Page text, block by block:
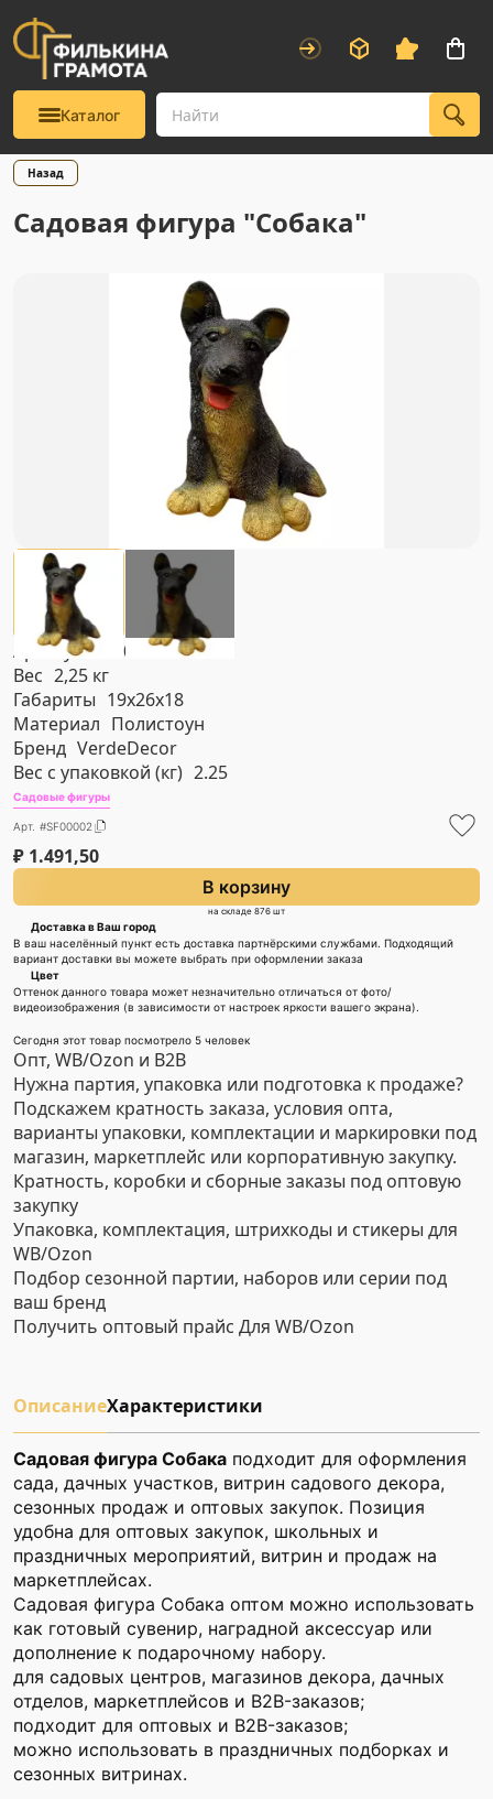
Каталог
Назад
Садовая фигура "Собака"
Артикул #SF00002
Вес 2,25 кг
Габариты 19х26х18
Материал Полистоун
Бренд VerdeDecor
Вес с упаковкой (кг) 2.25
Садовые фигуры
Арт. #SF00002
₽ 1.491,50
В корзину
на складе 876 шт
Доставка в Ваш город
В ваш населённый пункт есть доставка партнёрскими службами. Подходящий
вариант доставки вы можете выбрать при оформлении заказа
Цвет
Оттенок данного товара может незначительно отличаться от фото/
видеоизображения (в зависимости от настроек яркости вашего экрана).
Сегодня этот товар посмотрело 5 человек
Опт, WB/Ozon и B2B
Нужна партия, упаковка или подготовка к продаже?
Подскажем кратность заказа, условия опта,
варианты упаковки, комплектации и маркировки под
магазин, маркетплейс или корпоративную закупку.
Кратность, коробки и сборные заказы под оптовую
закупку
Упаковка, комплектация, штрихкоды и стикеры для
WB/Ozon
Подбор сезонной партии, наборов или серии под
ваш бренд
Получить оптовый прайс Для WB/Ozon
ОписаниеХарактеристики
Садовая фигура Собака подходит для оформления
сада, дачных участков, витрин садового декора,
сезонных продаж и оптовых закупок. Позиция
удобна для оптовых закупок, школьных и
праздничных мероприятий, витрин и продаж на
маркетплейсах.
Садовая фигура Собака оптом можно использовать
как готовый сувенир, наградной аксессуар или
дополнение к подарочному набору.
для садовых центров, магазинов декора, дачных
отделов, маркетплейсов и B2B-заказов;
подходит для оптовых и B2B-заказов;
можно использовать в праздничных подборках и
сезонных витринах.